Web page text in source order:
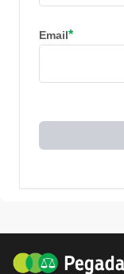
Email*